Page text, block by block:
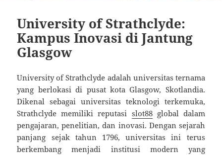
University of Strathclyde:
Kampus Inovasi di Jantung
Glasgow
University of Strathclyde adalah universitas ternama
yang berlokasi di pusat kota Glasgow, Skotlandia.
Dikenal sebagai universitas teknologi terkemuka,
Strathclyde memiliki reputasi slot88global dalam
pengajaran, penelitian, dan inovasi. Dengan sejarah
panjang sejak tahun 1796, universitas ini terus
berkembang menjadi institusi modern yang